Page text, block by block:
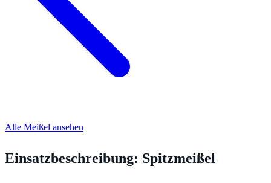
Alle Meißel ansehen
Einsatzbeschreibung: Spitzmeißel